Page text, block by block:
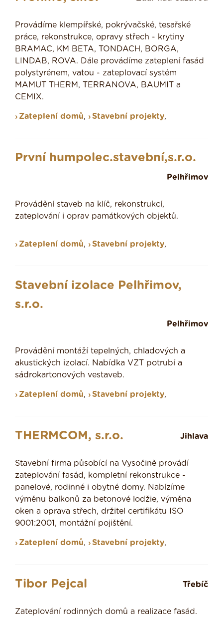
Provádíme klempířské, pokrývačské, tesařské
práce, rekonstrukce, opravy střech - krytiny
BRAMAC, KM BETA, TONDACH, BORGA,
LINDAB, ROVA. Dále provádíme zateplení fasád
polystyrénem, vatou - zateplovací systém
MAMUT THERM, TERRANOVA, BAUMIT a
CEMIX.
Zateplení domů, Stavební projekty,
První humpolec.stavební,s.r.o.
Pelhřimov
Provádění staveb na klíč, rekonstrukcí,
zateplování i oprav památkových objektů.
Zateplení domů, Stavební projekty,
Stavební izolace Pelhřimov,
s.r.o.
Pelhřimov
Provádění montáží tepelných, chladových a
akustických izolací. Nabídka VZT potrubí a
sádrokartonových vestaveb.
Zateplení domů, Stavební projekty,
THERMCOM, s.r.o. Jihlava
Stavební firma působící na Vysočině provádí
zateplování fasád, kompletní rekonstrukce -
panelové, rodinné i obytné domy. Nabízíme
výměnu balkonů za betonové lodžie, výměna
oken a oprava střech, držitel certifikátu ISO
9001:2001, montážní pojištění.
Zateplení domů, Stavební projekty,
Tibor Pejcal Třebíč
Zateplování rodinných domů a realizace fasád.